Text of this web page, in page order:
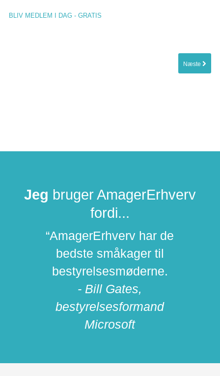
BLIV MEDLEM I DAG - GRATIS
Næste
Jeg bruger AmagerErhverv
fordi...
“AmagerErhverv har de
bedste småkager til
bestyrelsesmøderne.
- Bill Gates,
bestyrelsesformand
Microsoft